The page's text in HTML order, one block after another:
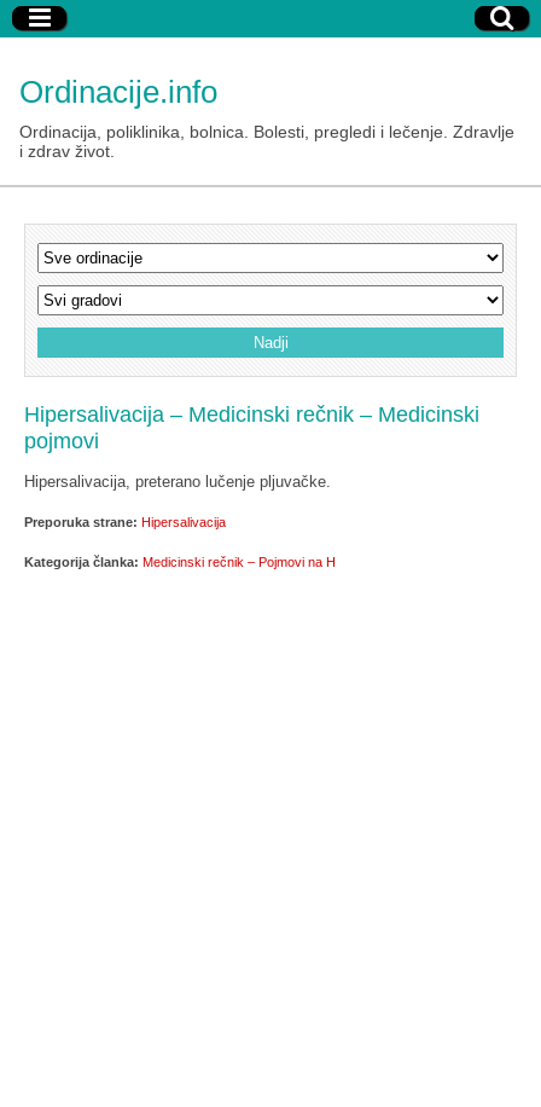
Ordinacije.info
Ordinacija, poliklinika, bolnica. Bolesti, pregledi i lečenje. Zdravlje
i zdrav život.
Hipersalivacija – Medicinski rečnik – Medicinski
pojmovi
Hipersalivacija, preterano lučenje pljuvačke.
Preporuka strane: Hipersalivacija
Kategorija članka: Medicinski rečnik – Pojmovi na H